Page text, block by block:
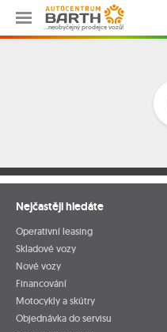
…neobyčejný prodejce vozů!
Nejčastěji hledáte
Operativní leasing
Skladové vozy
Nové vozy
Financování
Motocykly a skútry
Objednávka do servisu